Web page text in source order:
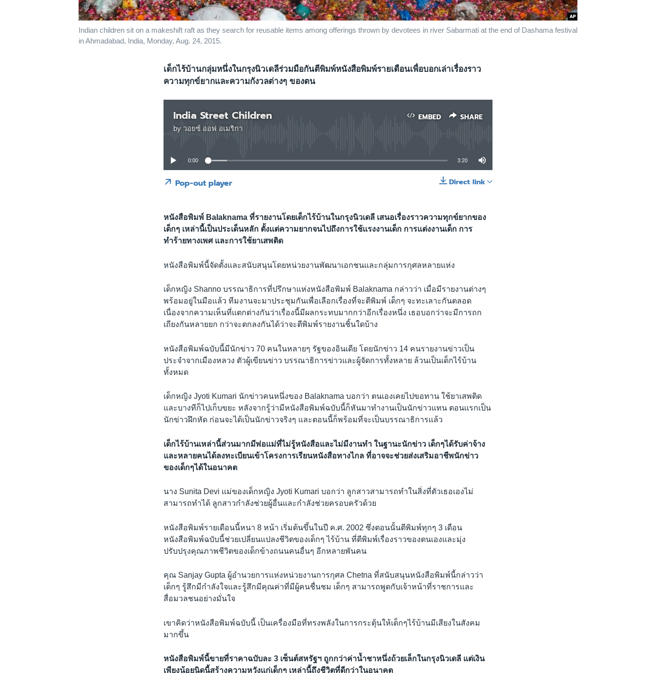
Indian children sit on a makeshift raft as they search for reusable items among offerings thrown by devotees in river Sabarmati at the end of Dashama festival
in Ahmadabad, India, Monday, Aug. 24, 2015.
เด็กไร้บ้านกลุ่มหนึ่งในกรุงนิวเดลีร่วมมือกันตีพิมพ์หนังสือพิมพ์รายเดือนเพื่อบอกเล่าเรื่องราว
ความทุกข์ยากและความกังวลต่างๆ ของตน
EMBED SHARE
India Street Children
by วอยซ์ ออฟ อเมริกา
SHARE
0:00 3:20
Direct link
Pop-out player
หนังสือพิมพ์ Balaknama ที่รายงานโดยเด็กไร้บ้านในกรุงนิวเดลี เสนอเรื่องราวความทุกข์ยากของ
เด็กๆ เหล่านี้เป็นประเด็นหลัก ตั้งเเต่ความยากจนไปถึงการใช้เเรงงานเด็ก การแต่งงานเด็ก การ
ทำร้ายทางเพศ และการใช้ยาเสพติด
หนังสือพิมพ์นี้จัดตั้งเเละสนับสนุนโดยหน่วยงานพัฒนาเอกชนและกลุ่มการกุศลหลายแห่ง
เด็กหญิง Shanno บรรณาธิการที่ปรึกษาแห่งหนังสือพิมพ์ Balaknama กล่าวว่า เมื่อมีรายงานต่างๆ
พร้อมอยู่ในมือเเล้ว ทีมงานจะมาประชุมกันเพื่อเลือกเรื่องที่จะตีพิมพ์ เด็กๆ จะทะเลาะกันตลอด
เนื่องจากความเห็นที่เเตกต่างกันว่าเรื่องนี้มีผลกระทบมากกว่าอีกเรื่องหนึ่ง เธอบอกว่าจะมีการถก
เถียงกันหลายยก กว่าจะตกลงกันได้ว่าจะตีพิมพ์รายงานชิ้นใดบ้าง
หนังสือพิมพ์ฉบับนี้มีนักข่าว 70 คนในหลายๆ รัฐของอินเดีย โดยนักข่าว 14 คนรายงานข่าวเป็น
ประจำจากเมืองหลวง ตัวผู้เขียนข่าว บรรณาธิการข่าวและผู้จัดการทั้งหลาย ล้วนเป็นเด็กไร้บ้าน
ทั้งหมด
เด็กหญิง Jyoti Kumari นักข่าวคนหนึ่งของ Balaknama บอกว่า ตนเองเคยไปขอทาน ใช้ยาเสพติด
และบางทีก็ไปเก็บขยะ หลังจากรู้ว่ามีหนังสือพิมพ์ฉบับนี้ก็หันมาทำงานเป็นนักข่าวแทน ตอนเเรกเป็น
นักข่าวฝึกหัด ก่อนจะได้เป็นนักข่าวจริงๆ และตอนนี้ก็พร้อมที่จะเป็นบรรณาธิการเเล้ว
เด็กไร้บ้านเหล่านี้ส่วนมากมีพ่อเเม่ที่ไม่รู้หนังสือและไม่มีงานทำ ในฐานะนักข่าว เด็กๆได้รับค่าจ้าง
และหลายคนได้ลงทะเบียนเข้าโครงการเรียนหนังสือทางไกล ที่อาจจะช่วยส่งเสริมอาชีพนักข่าว
ของเด็กๆได้ในอนาคต
นาง Sunita Devi เเม่ของเด็กหญิง Jyoti Kumari บอกว่า ลูกสาวสามารถทำในสิ่งที่ตัวเธอเองไม่
สามารถทำได้ ลูกสาวกำลังช่วยผู้อื่นและกำลังช่วยครอบครัวด้วย
หนังสือพิมพ์รายเดือนนี้หนา 8 หน้า เริ่มต้นขึ้นในปี ค.ศ. 2002 ซึ่งตอนนั้นตีพิมพ์ทุกๆ 3 เดือน
หนังสือพิมพ์ฉบับนี้ช่วยเปลี่ยนแปลงชีวิตของเด็กๆ ไร้บ้าน ที่ตีพิมพ์เรื่องราวของตนเองและมุ่ง
ปรับปรุงคุณภาพชีวิตของเด็กข้างถนนคนอื่นๆ อีกหลายพันคน
คุณ Sanjay Gupta ผู้อำนวยการแห่งหน่วยงานการกุศล Chetna ที่สนับสนุนหนังสือพิมพ์นี้กล่าวว่า
เด็กๆ รู้สึกมีกำลังใจและรู้สึกมีคุณค่าที่มีผู้คนชื่นชม เด็กๆ สามารถพูดกับเจ้าหน้าที่ราชการและ
สื่อมวลชนอย่างมั่นใจ
เขาคิดว่าหนังสือพิมพ์ฉบับนี้ เป็นเครื่องมือที่ทรงพลังในการกระตุ้นให้เด็กๆไร้บ้านมีเสียงในสังคม
มากขึ้น
หนังสือพิมพ์นี้ขายที่ราคาฉบับละ 3 เซ็นต์สหรัฐฯ ถูกกว่าค่าน้ำชาหนึ่งถ้วยเล็กในกรุงนิวเดลี แต่เงิน
เพียงน้อยนิดนี้สร้างความหวังเเก่เด็กๆ เหล่านี้ถึงชีวิตที่ดีกว่าในอนาคต